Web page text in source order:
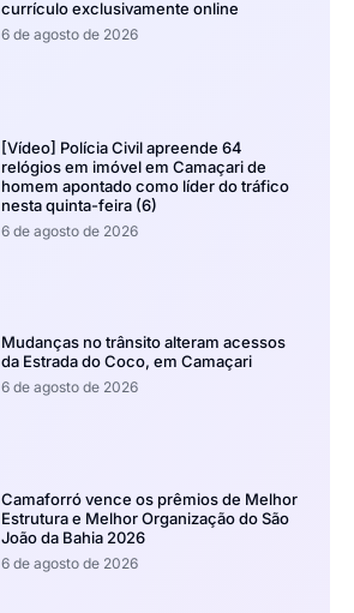
currículo exclusivamente online
6 de agosto de 2026
[Vídeo] Polícia Civil apreende 64
relógios em imóvel em Camaçari de
homem apontado como líder do tráfico
nesta quinta-feira (6)
6 de agosto de 2026
Mudanças no trânsito alteram acessos
da Estrada do Coco, em Camaçari
6 de agosto de 2026
Camaforró vence os prêmios de Melhor
Estrutura e Melhor Organização do São
João da Bahia 2026
6 de agosto de 2026